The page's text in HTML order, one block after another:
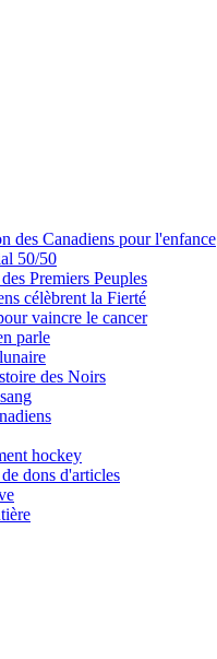
des Canadiens pour l'enfance
50/50
Premiers Peuples
célèbrent la Fierté
vaincre le cancer
parle
des Noirs
hockey
dons d'articles